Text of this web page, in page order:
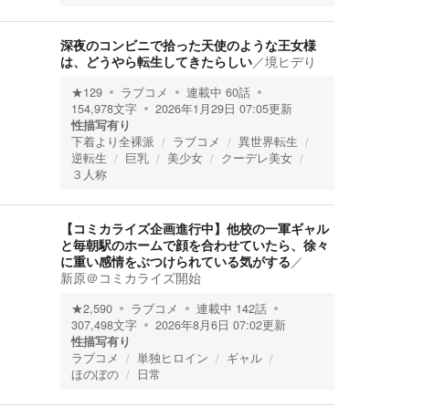
深夜のコンビニで拾った天使のような王女様
は、どうやら転生してきたらしい／境ヒデり
★129 ラブコメ 連載中 60話
154,978文字 2026年1月29日 07:05更新
性描写有り
下着より全裸派
ラブコメ
異世界転生
逆転生
巨乳 美少女
クーデレ美女
３人称
【コミカライズ企画進行中】他校の一軍ギャル
と毎朝駅のホームで顔を合わせていたら、徐々
に重い感情をぶつけられている気がする／
新原＠コミカライズ開始
★2,590 ラブコメ 連載中 142話
307,498文字 2026年8月6日 07:02更新
性描写有り
ラブコメ
単独ヒロイン
ギャル
ほのぼの
日常